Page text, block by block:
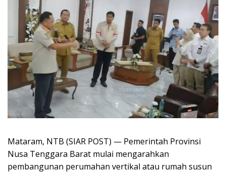
Mataram, NTB (SIAR POST) — Pemerintah Provinsi
Nusa Tenggara Barat mulai mengarahkan
pembangunan perumahan vertikal atau rumah susun